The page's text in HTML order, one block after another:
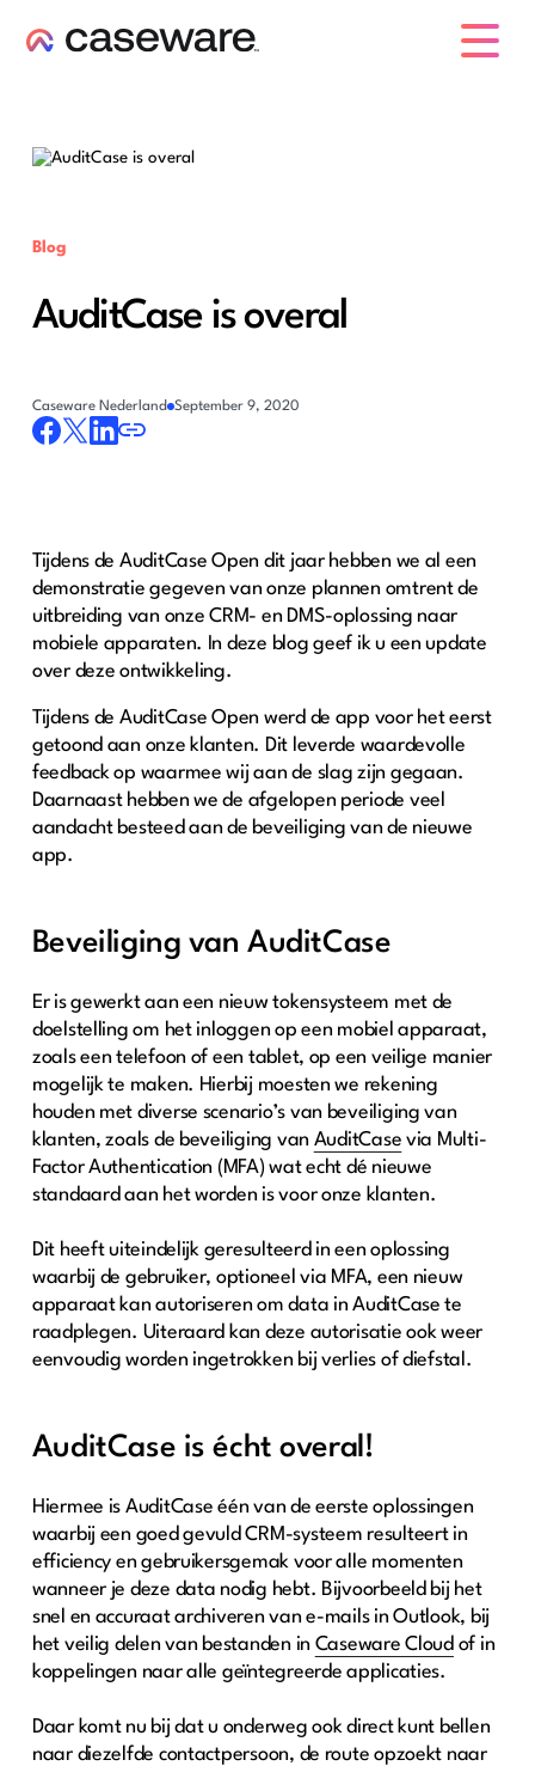
Blog
AuditCase is overal
Caseware Nederland September 9, 2020
Tijdens de AuditCase Open dit jaar hebben we al een
demonstratie gegeven van onze plannen omtrent de
uitbreiding van onze CRM- en DMS-oplossing naar
mobiele apparaten. In deze blog geef ik u een update
over deze ontwikkeling.
Tijdens de AuditCase Open werd de app voor het eerst
getoond aan onze klanten. Dit leverde waardevolle
feedback op waarmee wij aan de slag zijn gegaan.
Daarnaast hebben we de afgelopen periode veel
aandacht besteed aan de beveiliging van de nieuwe
app.
Beveiliging van AuditCase
Er is gewerkt aan een nieuw tokensysteem met de
doelstelling om het inloggen op een mobiel apparaat,
zoals een telefoon of een tablet, op een veilige manier
mogelijk te maken. Hierbij moesten we rekening
houden met diverse scenario’s van beveiliging van
klanten, zoals de beveiliging van AuditCase via Multi-
Factor Authentication (MFA) wat echt dé nieuwe
standaard aan het worden is voor onze klanten.
Dit heeft uiteindelijk geresulteerd in een oplossing
waarbij de gebruiker, optioneel via MFA, een nieuw
apparaat kan autoriseren om data in AuditCase te
raadplegen. Uiteraard kan deze autorisatie ook weer
eenvoudig worden ingetrokken bij verlies of diefstal.
AuditCase is écht overal!
Hiermee is AuditCase één van de eerste oplossingen
waarbij een goed gevuld CRM-systeem resulteert in
efficiency en gebruikersgemak voor alle momenten
wanneer je deze data nodig hebt. Bijvoorbeeld bij het
snel en accuraat archiveren van e-mails in Outlook, bij
het veilig delen van bestanden in Caseware Cloud of in
koppelingen naar alle geïntegreerde applicaties.
Daar komt nu bij dat u onderweg ook direct kunt bellen
naar diezelfde contactpersoon, de route opzoekt naar